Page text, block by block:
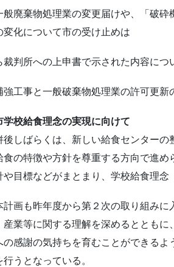
般廃棄物処理業の変更届けや、「破
化について市の受け止めは
裁判所への上申書で示された内容につ
強工事と一般破棄物処理業の許可更新
学校給食理念の実現に向けて
しばらくは、新しい給食センターの
食の特徴や方針を尊重する方向で進め
目標などがまとまり、学校給食理念
画も昨年度から第２次の取り組みに
産業等に関する理解を深めるとともに
の感謝の気持ちを育むことができるよ
うとなっている。